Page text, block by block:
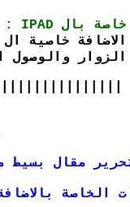
والوصول
مقال بسيط
الخاصة